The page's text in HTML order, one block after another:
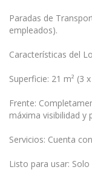
Paradas de
empleados).
Características del
Superficie: 21 m² (3
Frente:
máxima visibilidad y
Servicios: Cuenta
Listo para usar: